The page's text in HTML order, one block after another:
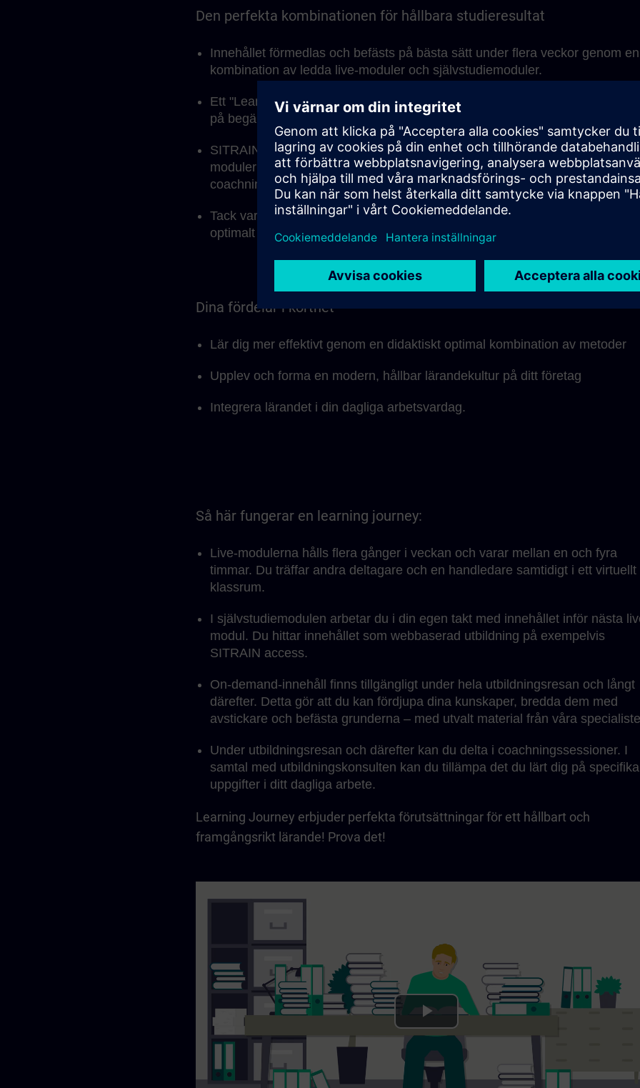
Den perfekta kombinationen för hållbara studieresultat
Innehållet förmedlas och befästs på bästa sätt under flera veckor genom en
kombination av ledda live-moduler och självstudiemoduler.
Ett "Learning Membership" som ger tillgång till självstudiemoduler och
på begäran ingår.
SITRAIN-utbildningskonsulten finns naturligtvis tillgänglig under live-
modulerna, men också för frågor och individuella samtal under
coachningssessionerna.
Tack vare den modulära strukturen kan utbildningsenheterna integreras på
optimalt sätt i det dagliga arbetet och anpassas till din egen inlärningstakt.
Dina fördelar i korthet
Lär dig mer effektivt genom en didaktiskt optimal kombination av metoder
Upplev och forma en modern, hållbar lärandekultur på ditt företag
Integrera lärandet i din dagliga arbetsvardag.
Så här fungerar en learning journey:
Live-modulerna hålls flera gånger i veckan och varar mellan en och fyra
timmar. Du träffar andra deltagare och en handledare samtidigt i ett virtuellt
klassrum.
I självstudiemodulen arbetar du i din egen takt med innehållet inför nästa
modul. Du hittar innehållet som webbaserad utbildning på exempelvis
SITRAIN access.
On-demand-innehåll finns tillgängligt under hela utbildningsresan och långt
därefter. Detta gör att du kan fördjupa dina kunskaper, bredda dem med
avstickare och befästa grunderna – med utvalt material från våra
Under utbildningsresan och därefter kan du delta i coachningssessioner. I
samtal med utbildningskonsulten kan du tillämpa det du lärt dig på specifika
uppgifter i ditt dagliga arbete.
Learning Journey erbjuder perfekta förutsättningar för ett hållbart och
framgångsrikt lärande! Prova det!
Play
Video